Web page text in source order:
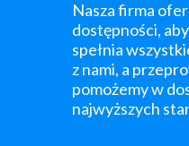
Nasza firma
dostępności,
spełnia
z nami, a
pomożemy w
najwyższych